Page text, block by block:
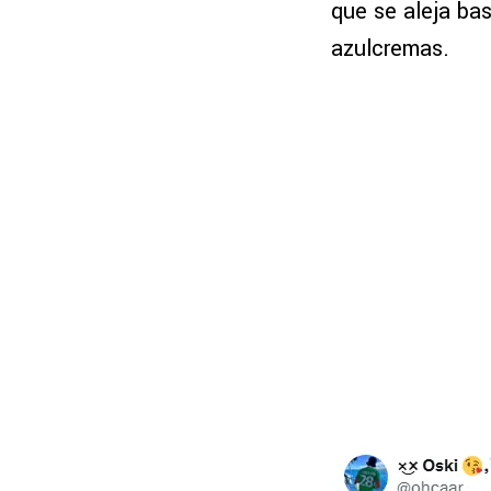
que se aleja
azulcremas.